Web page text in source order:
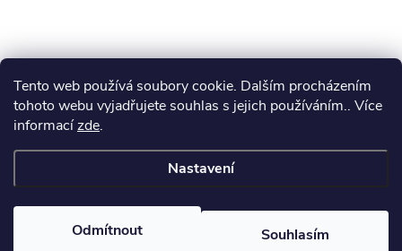
Tento web používá soubory cookie. Dalším procházením
tohoto webu vyjadřujete souhlas s jejich používáním.. Více
informacízde.
Nastavení
Odmítnout Souhlasím
Z
á
p
koupelny-sanita.cz kupelne-online.sk
eshopsanita.cz. Všechna práva vyhrazena.